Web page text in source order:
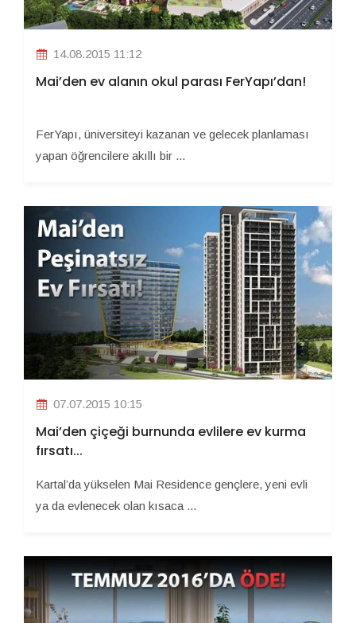
14.08.2015 11:12
Mai’den ev alanın okul parası FerYapı’dan!
FerYapı, üniversiteyi kazanan ve gelecek planlaması
yapan öğrencilere akıllı bir ...
07.07.2015 10:15
Mai’den çiçeği burnunda evlilere ev kurma
fırsatı...
Kartal’da yükselen Mai Residence gençlere, yeni evli
ya da evlenecek olan kısaca ...